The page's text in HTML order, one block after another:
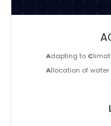
Adapting to C
Allocation of water